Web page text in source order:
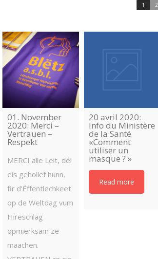
1 2
01. November
2020: Merci –
Vertrauen –
Respekt
MERCI alle Leit, déi
eis gehollef hunn,
fir d’Ëffentlechkeet
op de Weltdag vum
Hireschlag
opmierksam ze
maachen.
20 avril 2020:
Info du Ministère
de la Santé
«Comment
utiliser un
masque ? »
Read more